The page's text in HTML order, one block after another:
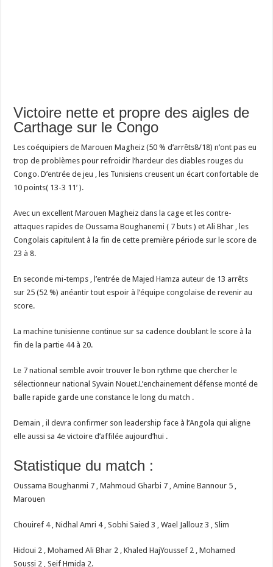
Victoire nette et propre des aigles de
Carthage sur le Congo
Les coéquipiers de Marouen Magheiz (50 % d’arrêts8/18) n’ont pas eu
trop de problèmes pour refroidir l’hardeur des diables rouges du
Congo. D’entrée de jeu , les Tunisiens creusent un écart confortable de
10 points( 13-3 11’ ).
Avec un excellent Marouen Magheiz dans la cage et les contre-
attaques rapides de Oussama Boughanemi ( 7 buts ) et Ali Bhar , les
Congolais capitulent à la fin de cette première période sur le score de
23 à 8.
En seconde mi-temps , l’entrée de Majed Hamza auteur de 13 arrêts
sur 25 (52 %) anéantir tout espoir à l’équipe congolaise de revenir au
score.
La machine tunisienne continue sur sa cadence doublant le score à la
fin de la partie 44 à 20.
Le 7 national semble avoir trouver le bon rythme que chercher le
sélectionneur national Syvain Nouet.L’enchainement défense monté de
balle rapide garde une constance le long du match .
Demain , il devra confirmer son leadership face à l’Angola qui aligne
elle aussi sa 4e victoire d’affilée aujourd’hui .
Statistique du match :
Oussama Boughanmi 7 , Mahmoud Gharbi 7 , Amine Bannour 5 ,
Marouen
Chouiref 4 , Nidhal Amri 4 , Sobhi Saied 3 , Wael Jallouz 3 , Slim
Hidoui 2 , Mohamed Ali Bhar 2 , Khaled HajYoussef 2 , Mohamed
Soussi 2 , Seif Hmida 2.